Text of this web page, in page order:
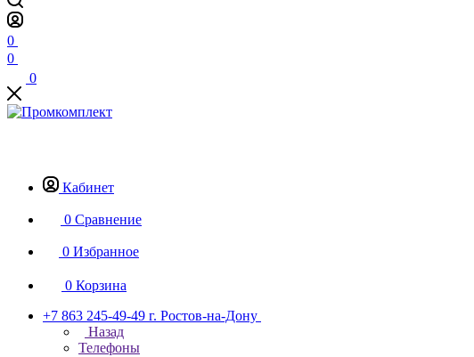
0
0
0
Кабинет
0 Сравнение
0 Избранное
0 Корзина
+7 863 245-49-49 г. Ростов-на-Дону
Назад
Телефоны